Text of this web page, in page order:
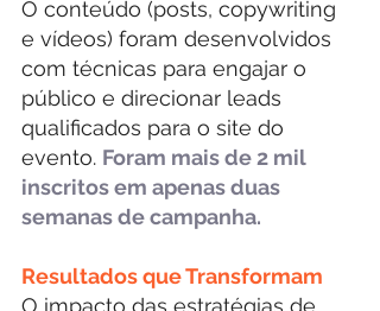
O conteúdo (posts, copywriting
e vídeos) foram desenvolvidos
com técnicas para engajar o
público e direcionar leads
qualificados para o site do
evento. Foram mais de 2 mil
inscritos em apenas duas
semanas de campanha.
Resultados que Transformam